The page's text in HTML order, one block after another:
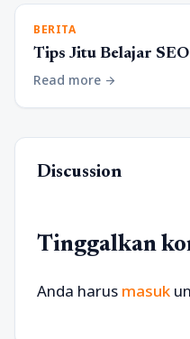
BERITA
Tips Jitu Belajar
Read more arrow_forward
Discussion
Tinggalkan
Anda harus masuk